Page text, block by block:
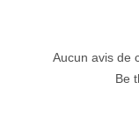
Aucun avis de
Be